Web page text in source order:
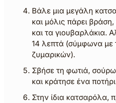
Βάλε μια μεγάλη
και μόλις πάρει βράση,
και τα γιουβαρλάκια.
14 λεπτά (σύμφωνα με
ζυμαρικών).
Σβήσε τη φωτιά,
και κράτησε ένα
Στην ίδια κατσαρόλα,